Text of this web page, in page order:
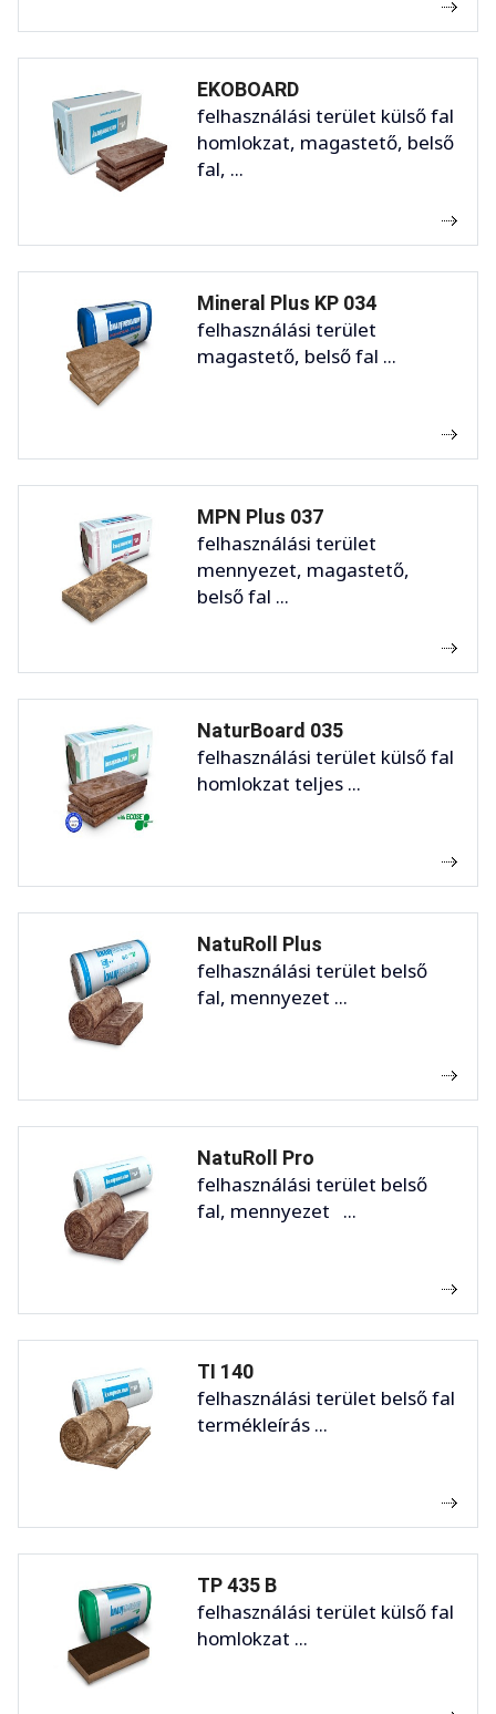
EKOBOARD
felhasználási terület külső fal
homlokzat, magastető, belső
fal, ...
Mineral Plus KP 034
felhasználási terület
magastető, belső fal ...
MPN Plus 037
felhasználási terület
mennyezet, magastető,
belső fal ...
NaturBoard 035
felhasználási terület külső fal
homlokzat teljes ...
NatuRoll Plus
felhasználási terület belső
fal, mennyezet ...
NatuRoll Pro
felhasználási terület belső
fal, mennyezet ...
TI 140
felhasználási terület belső fal
termékleírás ...
TP 435 B
felhasználási terület külső fal
homlokzat ...